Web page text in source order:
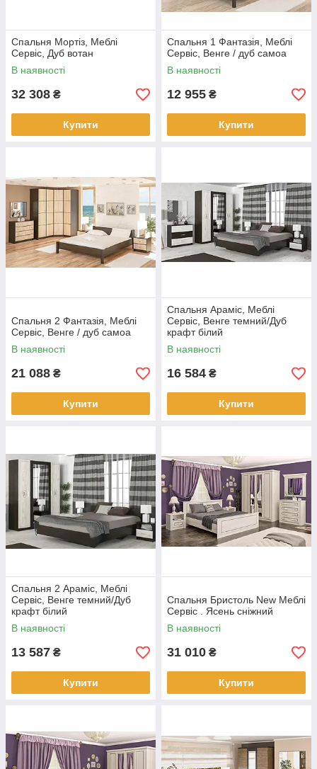
Спальня Мортіз, Меблі
Сервіс, Дуб вотан
В наявності
32 308 ₴
Купити
Спальня 1 Фантазія, Меблі
Сервіс, Венге / дуб самоа
В наявності
12 955 ₴
Купити
Спальня 2 Фантазія, Меблі
Сервіс, Венге / дуб самоа
В наявності
21 088 ₴
Купити
Спальня Араміс, Меблі
Сервіс, Венге темний/Дуб
крафт білий
В наявності
16 584 ₴
Купити
Спальня 2 Араміс, Меблі
Сервіс, Венге темний/Дуб
крафт білий
В наявності
13 587 ₴
Купити
Спальня Бристоль New Меблі
Сервіс . Ясень сніжний
В наявності
31 010 ₴
Купити